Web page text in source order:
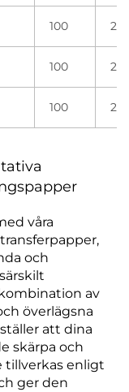
100 2
100 2
100 2
våra
och
av
överlägsna
att dina
skärpa och
tillverkas enligt
ger den